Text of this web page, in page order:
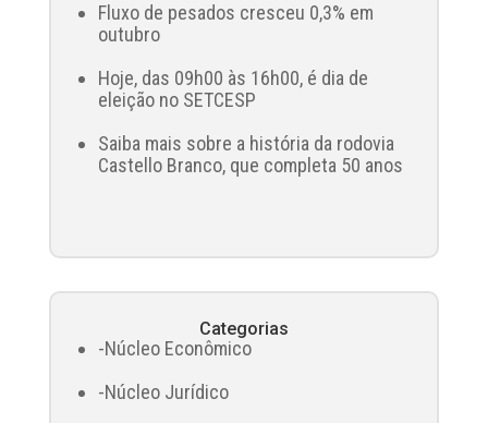
Fluxo de pesados cresceu 0,3% em
outubro
Hoje, das 09h00 às 16h00, é dia de
eleição no SETCESP
Saiba mais sobre a história da rodovia
Castello Branco, que completa 50 anos
Categorias
-Núcleo Econômico
-Núcleo Jurídico